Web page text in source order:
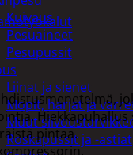
Kuivaus
Pesuaineet
Pesupussit
Liinat ja sienet
Mopit, harjat ja
Muut
Roskapussit ja -astiat
pintaa.